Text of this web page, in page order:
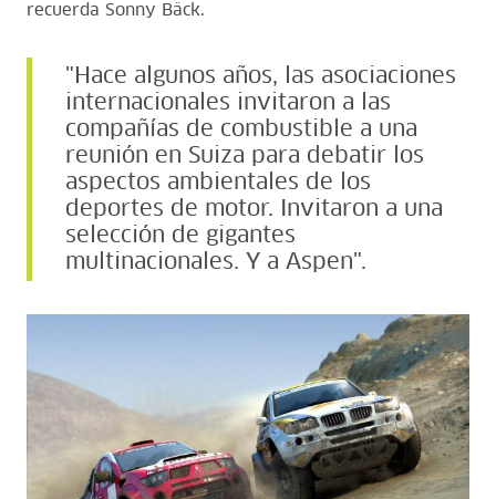
recuerda Sonny Bäck.
"Hace algunos años, las asociaciones
internacionales invitaron a las
compañías de combustible a una
reunión en Suiza para debatir los
aspectos ambientales de los
deportes de motor. Invitaron a una
selección de gigantes
multinacionales. Y a Aspen".